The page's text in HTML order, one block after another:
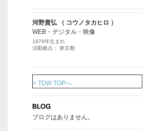
河野貴弘 （ コウノタカヒロ ）
WEB・デジタル・映像
1979年生まれ
活動拠点： 東京都
> TDW TOPへ
ブログはありません。